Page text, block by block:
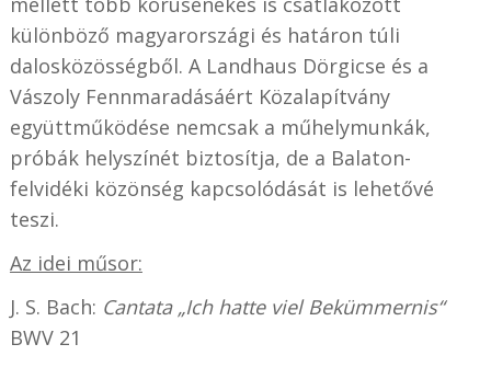
különböző magyarországi és határon túli
dalosközösségből. A Landhaus Dörgicse és a
Vászoly Fennmaradásáért Közalapítvány
együttműködése nemcsak a műhelymunkák,
próbák helyszínét biztosítja, de a Balaton-
felvidéki közönség kapcsolódását is lehetővé
teszi.
Az idei műsor:
J. S. Bach: Cantata „Ich hatte viel Bekümmernis“
BWV 21